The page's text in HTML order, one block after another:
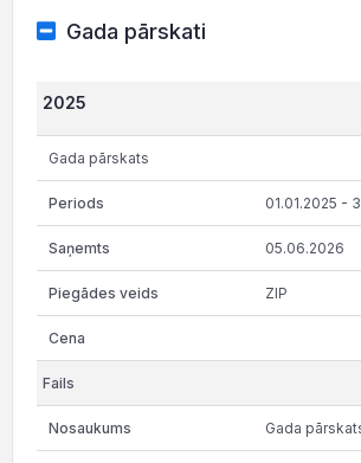
Gada pārskati
2025
Gada pārskats
01.01.2025 -
05.06.2026
ZIP
Gada